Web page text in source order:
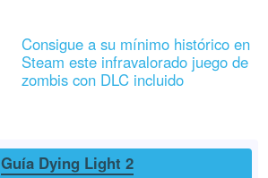
Consigue a su mínimo histórico en
Steam este infravalorado juego de
zombis con DLC incluido
Guía Dying Light 2